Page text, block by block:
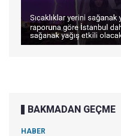
BAKMADAN GEÇME
HABER